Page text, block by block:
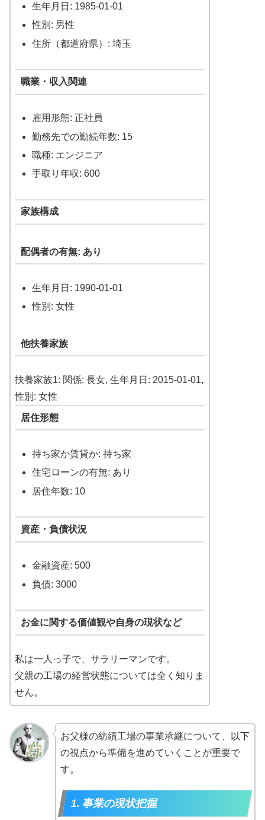
生年月日: 1985-01-01
性別: 男性
住所（都道府県）: 埼玉
職業・収入関連
雇用形態: 正社員
勤務先での勤続年数: 15
職種: エンジニア
手取り年収: 600
家族構成
配偶者の有無: あり
生年月日: 1990-01-01
性別: 女性
他扶養家族
扶養家族1: 関係: 長女, 生年月日: 2015-01-01,
性別: 女性
居住形態
持ち家か賃貸か: 持ち家
住宅ローンの有無: あり
居住年数: 10
資産・負債状況
金融資産: 500
負債: 3000
お金に関する価値観や自身の現状など
私は一人っ子で、サラリーマンです。
父親の工場の経営状態については全く知りま
せん。
お父様の紡績工場の事業承継について、以下
の視点から準備を進めていくことが重要で
す。
1. 事業の現状把握